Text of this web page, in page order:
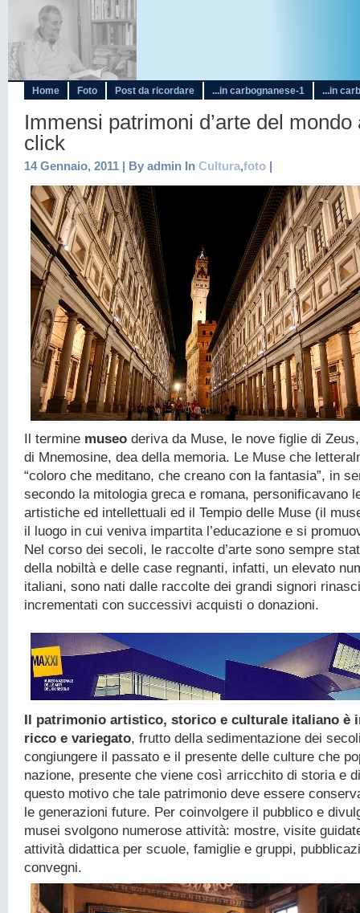
Home Foto Post da ricordare ...in carbognanese-1 ...in
Immensi patrimoni d’arte del mondo
click
14 Gennaio, 2011 | By admin In Cultura,foto |
Il termine museo deriva da Muse, le nove figlie di
di Mnemosine, dea della memoria. Le Muse che
“coloro che meditano, che creano con la fantasia”, in
secondo la mitologia greca e romana, personificavano
artistiche ed intellettuali ed il Tempio delle Muse (il
il luogo in cui veniva impartita l’educazione e si
Nel corso dei secoli, le raccolte d’arte sono sempre
della nobiltà e delle case regnanti, infatti, un elevato
italiani, sono nati dalle raccolte dei grandi signori
incrementati con successivi acquisti o donazioni.
Il patrimonio artistico, storico e culturale italiano è
ricco e variegato, frutto della sedimentazione dei
congiungere il passato e il presente delle culture che
nazione, presente che viene così arricchito di storia e
questo motivo che tale patrimonio deve essere
le generazioni future. Per coinvolgere il pubblico e
musei svolgono numerose attività: mostre, visite
attività didattica per scuole, famiglie e gruppi,
convegni.